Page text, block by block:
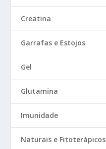
Creatina
Garrafas e Estojos
Gel
Glutamina
Imunidade
Naturais e Fitoterápicos